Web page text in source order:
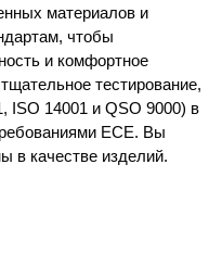
материалов и
чтобы
и комфортное
тестирование,
ISO 14001 и QSO 9000) в
ECE. Вы
в качестве изделий.